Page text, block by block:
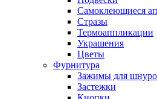
Самоклеющиеся
Стразы
Термоаппликации
Украшения
Цветы
Фурнитура
Зажимы для
Застежки